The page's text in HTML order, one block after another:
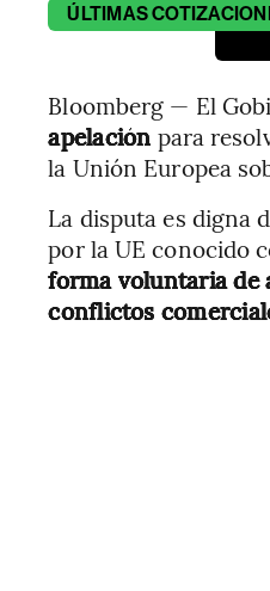
ÚLTIMAS
Bloomberg — El
apelación para
la Unión Europea
La disputa es digna
por la UE conocido
forma voluntaria de
conflictos